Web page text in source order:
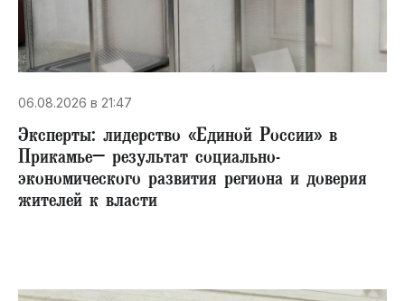
06.08.2026 в 21:47
Эксперты: лидерство «Единой России» в
Прикамье– результат социально-
экономического развития региона и доверия
жителей к власти